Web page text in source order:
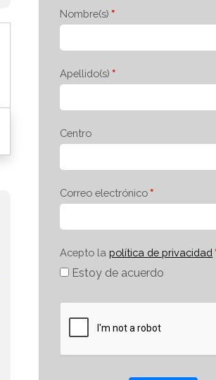
Nombre(s)
Apellido(s)
Centro
Correo electrónico
Acepto la política de privacidad
Estoy de acuerdo